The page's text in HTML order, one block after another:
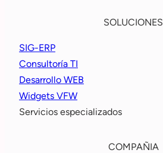
SOLUCIONES
SIG-ERP
Consultoría TI
Desarrollo WEB
Widgets VFW
Servicios especializados
COMPAÑIA